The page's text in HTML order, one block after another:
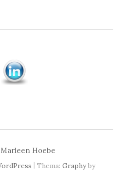
Marleen Hoebe
| Thema: Graphyby